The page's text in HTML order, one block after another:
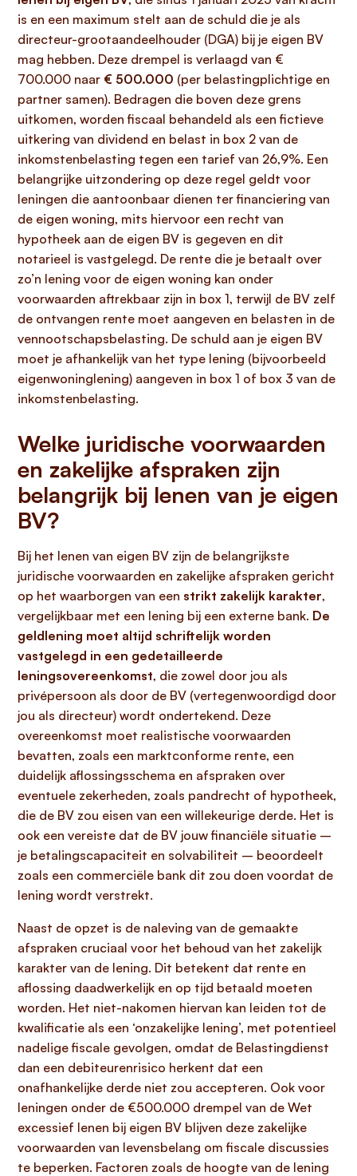
is en een maximum stelt aan de schuld die je als
directeur-grootaandeelhouder (DGA) bij je eigen BV
mag hebben. Deze drempel is verlaagd van €
700.000 naar € 500.000 (per belastingplichtige en
partner samen). Bedragen die boven deze grens
uitkomen, worden fiscaal behandeld als een fictieve
uitkering van dividend en belast in box 2 van de
inkomstenbelasting tegen een tarief van 26,9%. Een
belangrijke uitzondering op deze regel geldt voor
leningen die aantoonbaar dienen ter financiering van
de eigen woning, mits hiervoor een recht van
hypotheek aan de eigen BV is gegeven en dit
notarieel is vastgelegd. De rente die je betaalt over
zo’n lening voor de eigen woning kan onder
voorwaarden aftrekbaar zijn in box 1, terwijl de BV zelf
de ontvangen rente moet aangeven en belasten in de
vennootschapsbelasting. De schuld aan je eigen BV
moet je afhankelijk van het type lening (bijvoorbeeld
eigenwoninglening) aangeven in box 1 of box 3 van de
inkomstenbelasting.
Welke juridische voorwaarden
en zakelijke afspraken zijn
belangrijk bij lenen van je eigen
BV?
Bij het lenen van eigen BV zijn de belangrijkste
juridische voorwaarden en zakelijke afspraken gericht
op het waarborgen van een strikt zakelijk karakter,
vergelijkbaar met een lening bij een externe bank. De
geldlening moet altijd schriftelijk worden
vastgelegd in een gedetailleerde
leningsovereenkomst, die zowel door jou als
privépersoon als door de BV (vertegenwoordigd door
jou als directeur) wordt ondertekend. Deze
overeenkomst moet realistische voorwaarden
bevatten, zoals een marktconforme rente, een
duidelijk aflossingsschema en afspraken over
eventuele zekerheden, zoals pandrecht of hypotheek,
die de BV zou eisen van een willekeurige derde. Het is
ook een vereiste dat de BV jouw financiële situatie –
je betalingscapaciteit en solvabiliteit – beoordeelt
zoals een commerciële bank dit zou doen voordat de
lening wordt verstrekt.
Naast de opzet is de naleving van de gemaakte
afspraken cruciaal voor het behoud van het zakelijk
karakter van de lening. Dit betekent dat rente en
aflossing daadwerkelijk en op tijd betaald moeten
worden. Het niet-nakomen hiervan kan leiden tot de
kwalificatie als een ‘onzakelijke lening’, met potentieel
nadelige fiscale gevolgen, omdat de Belastingdienst
dan een debiteurenrisico herkent dat een
onafhankelijke derde niet zou accepteren. Ook voor
leningen onder de €500.000 drempel van de Wet
excessief lenen bij eigen BV blijven deze zakelijke
voorwaarden van levensbelang om fiscale discussies
te beperken. Factoren zoals de hoogte van de lening